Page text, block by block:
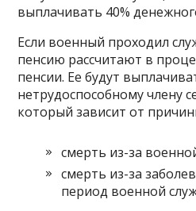
выплачивать 40%
Если военный проходил
пенсию рассчитают в
пенсии. Ее будут
нетрудоспособному члену
который зависит от
смерть из-за
смерть из-за
период военной